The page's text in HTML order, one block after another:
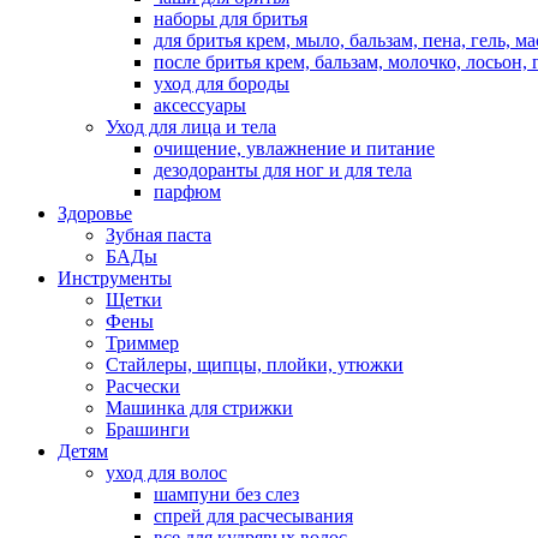
наборы для бритья
для бритья крем, мыло, бальзам, пена, гель,
после бритья крем, бальзам, молочко, лосьон,
уход для бороды
аксессуары
Уход для лица и тела
очищение, увлажнение и питание
дезодоранты для ног и для тела
парфюм
Здоровье
Зубная паста
БАДы
Инструменты
Щетки
Фены
Триммер
Стайлеры, щипцы, плойки, утюжки
Расчески
Машинка для стрижки
Брашинги
Детям
уход для волос
шампуни без слез
спрей для расчесывания